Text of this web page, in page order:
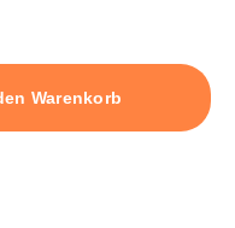
3
Warenkorb